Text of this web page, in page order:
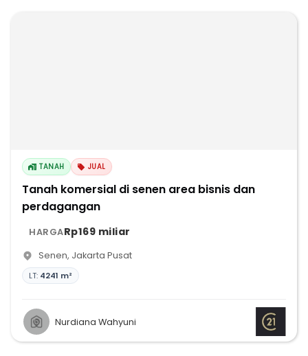
TANAH JUAL
Tanah komersial di senen area bisnis dan
perdagangan
HARGARp169 miliar
Senen, Jakarta Pusat
LT: 4241 m²
Nurdiana Wahyuni